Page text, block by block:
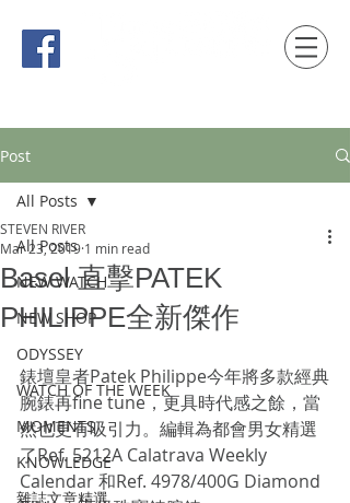
Post
All Posts
NEW WATCH
NEW SHOP
ODYSSEY
WATCH OF THE WEEK
MOMENTS
KNOWLEDGE
雜誌文章精選
All Posts
Basel 直擊PATEK
PHILIPPE全新傑作
STEVEN RIVER
Mar 23, 2019 1 min read
錶壇皇者Patek Philippe今年將多款經典
腕錶再fine tune，更具時代感之餘，當
然也更有吸引力。編輯為都會男女精選
了Ref. 5212A Calatrava Weekly
Calendar 和Ref. 4978/400G Diamond